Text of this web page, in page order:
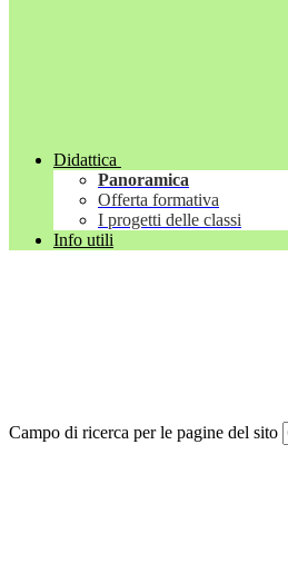
Didattica
Panoramica
Offerta formativa
I progetti delle classi
Info utili
Campo di ricerca per le pagine del sito